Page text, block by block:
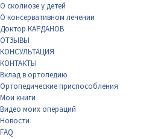
О сколиозе у детей
О консервативном лечении
Доктор КАРДАНОВ
ОТЗЫВЫ
КОНСУЛЬТАЦИЯ
КОНТАКТЫ
Вклад в ортопедию
Ортопедические приспособления
Мои книги
Видео моих операций
Новости
FAQ